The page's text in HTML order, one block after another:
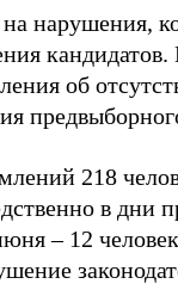
нарушения,
кандидатов.
об
218
в дни
– 12